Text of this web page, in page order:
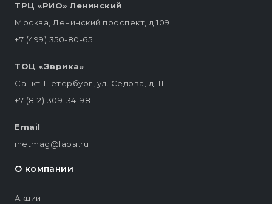
ТРЦ «РИО» Ленинский
Москва, Ленинский проспект, д.109
+7 (499) 350-80-65
ТОЦ «Эврика»
Санкт-Петербург, ул. Седова, д. 11
+7 (812) 309-34-98
Email
inetmag@lapsi.ru
О компании
Акции